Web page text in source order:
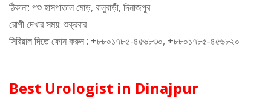
ঠিকানা: পশু হাসপাতাল মোড়, বালুবাড়ী, দিনাজপুর
রোগী দেখার সময়: শুক্রবার
সিরিয়াল দিতে ফোন করুন : +৮৮০১৭৮৫-৪৫৬৮৩০, +৮৮০১৭৮৫-৪৫৬৮২০
Best Urologist in Dinajpur